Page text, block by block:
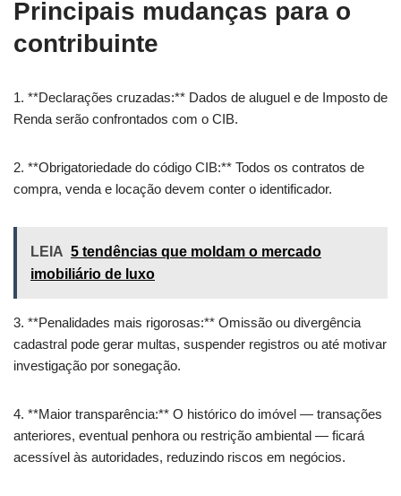
Principais mudanças para o
contribuinte
1. **Declarações cruzadas:** Dados de aluguel e de Imposto de
Renda serão confrontados com o CIB.
2. **Obrigatoriedade do código CIB:** Todos os contratos de
compra, venda e locação devem conter o identificador.
LEIA 5 tendências que moldam o mercado
imobiliário de luxo
3. **Penalidades mais rigorosas:** Omissão ou divergência
cadastral pode gerar multas, suspender registros ou até motivar
investigação por sonegação.
4. **Maior transparência:** O histórico do imóvel — transações
anteriores, eventual penhora ou restrição ambiental — ficará
acessível às autoridades, reduzindo riscos em negócios.